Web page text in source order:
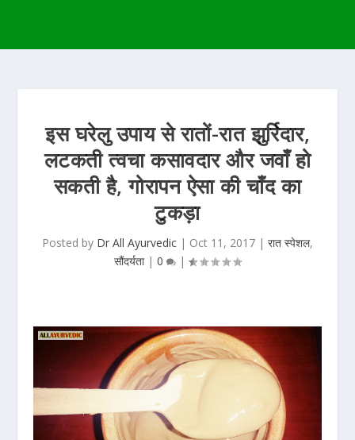
इस घरेलु उपाय से रातों-रात झुर्रिदार,
लटकती त्वचा कसावदार और जवाँ हो
सकती है, गोरापन ऐसा की चाँद का
टुकड़ा
Posted by Dr All Ayurvedic | Oct 11, 2017 | रात स्पेशल,
सौंदर्यता| 0 |